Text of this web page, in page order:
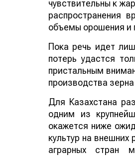
чувствительны к
распространения
объемы орошения и
Пока речь идет
потерь удастся
пристальным
производства
Для Казахстана
одним из
окажется ниже
культур на
аграрных стран